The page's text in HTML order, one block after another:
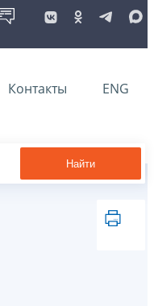
Контакты ENG
Найти